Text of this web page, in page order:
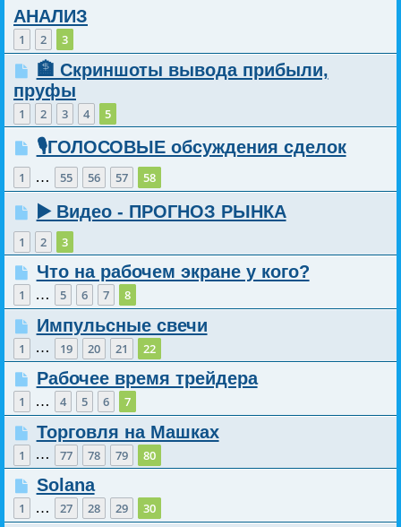
АНАЛИЗ
1 2 3
🏦 Скриншоты вывода прибыли,
пруфы
1 2 3 4 5
🎙️ГОЛОСОВЫЕ обсуждения сделок
1 … 55 56 57 58
▶️ Видео - ПРОГНОЗ РЫНКА
1 2 3
Что на рабочем экране у кого?
1 … 5 6 7 8
Импульсные свечи
1 … 19 20 21 22
Рабочее время трейдера
1 … 4 5 6 7
Торговля на Машках
1 … 77 78 79 80
Solana
1 … 27 28 29 30